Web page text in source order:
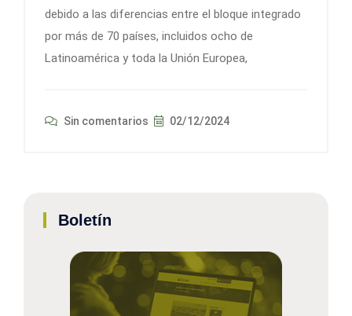
debido a las diferencias entre el bloque integrado
por más de 70 países, incluidos ocho de
Latinoamérica y toda la Unión Europea,
Sin comentarios 02/12/2024
Boletín